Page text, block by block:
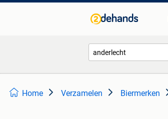
Home Verzamelen Biermerken